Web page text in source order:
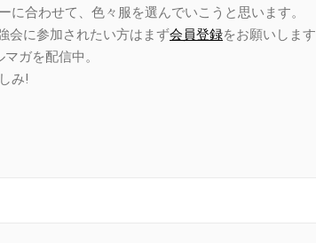
に合わせて、色々服を選んでいこうと思います。
会に参加されたい方はまず会員登録をお願いします
ガを配信中。
み!